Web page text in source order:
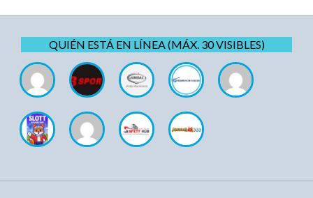
QUIÉN ESTÁ EN LÍNEA (MÁX. 30 VISIBLES)